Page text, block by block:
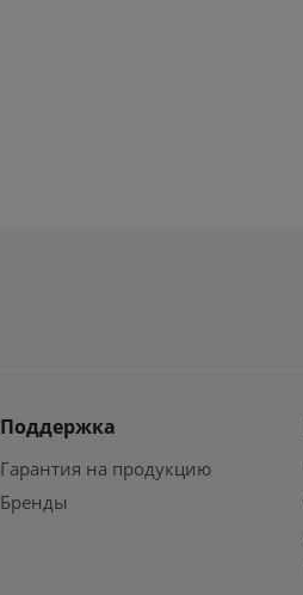
Поддержка
Гарантия на продукцию
Бренды